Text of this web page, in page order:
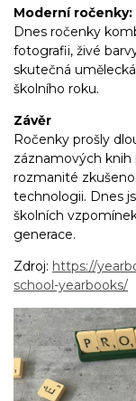
Moderní
Dnes ročenky
fotografii, živé
skutečná
školního roku.
Závěr
Ročenky prošly
záznamových knih
rozmanité
technologii. Dnes
školních
generace.
Zdroj: https://
school-yearbooks/